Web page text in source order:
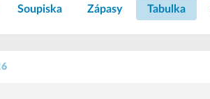
Soupiska Zápasy Tabulka